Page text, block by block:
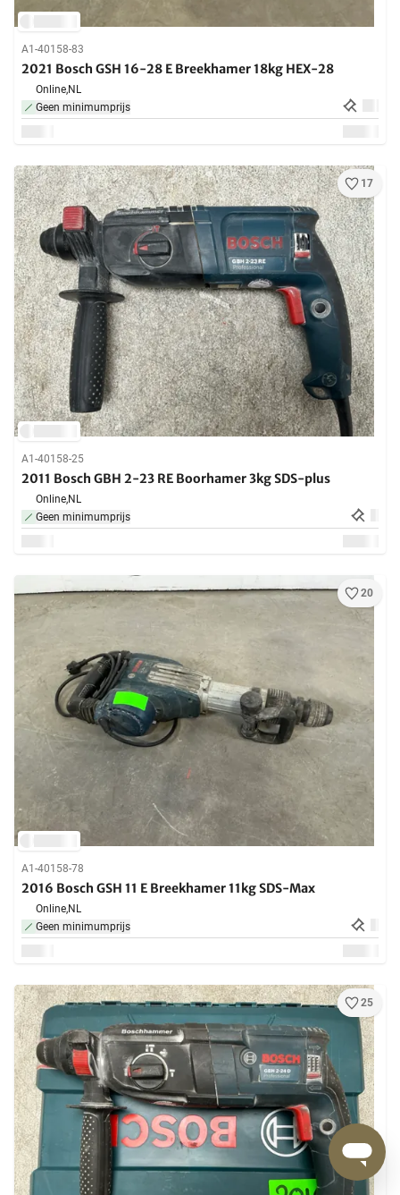
A1-40158-83
2021 Bosch GSH 16-28 E Breekhamer 18kg HEX-28
Online,NL
Geen minimumprijs
17
A1-40158-25
2011 Bosch GBH 2-23 RE Boorhamer 3kg SDS-plus
Online,NL
Geen minimumprijs
20
A1-40158-78
2016 Bosch GSH 11 E Breekhamer 11kg SDS-Max
Online,NL
Geen minimumprijs
25